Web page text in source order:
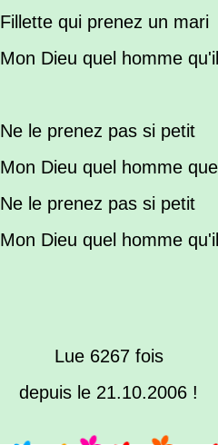
Fillette qui prenez un mari
Mon Dieu quel homme
Ne le prenez pas si petit
Mon Dieu quel homme
Ne le prenez pas si petit
Mon Dieu quel homme
Lue 6267 fois
depuis le 21.10.2006 !